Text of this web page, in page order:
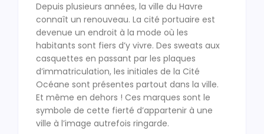
Depuis plusieurs années, la ville du Havre
connaît un renouveau. La cité portuaire est
devenue un endroit à la mode où les
habitants sont fiers d’y vivre. Des sweats aux
casquettes en passant par les plaques
d’immatriculation, les initiales de la Cité
Océane sont présentes partout dans la ville.
Et même en dehors ! Ces marques sont le
symbole de cette fierté d’appartenir à une
ville à l’image autrefois ringarde.